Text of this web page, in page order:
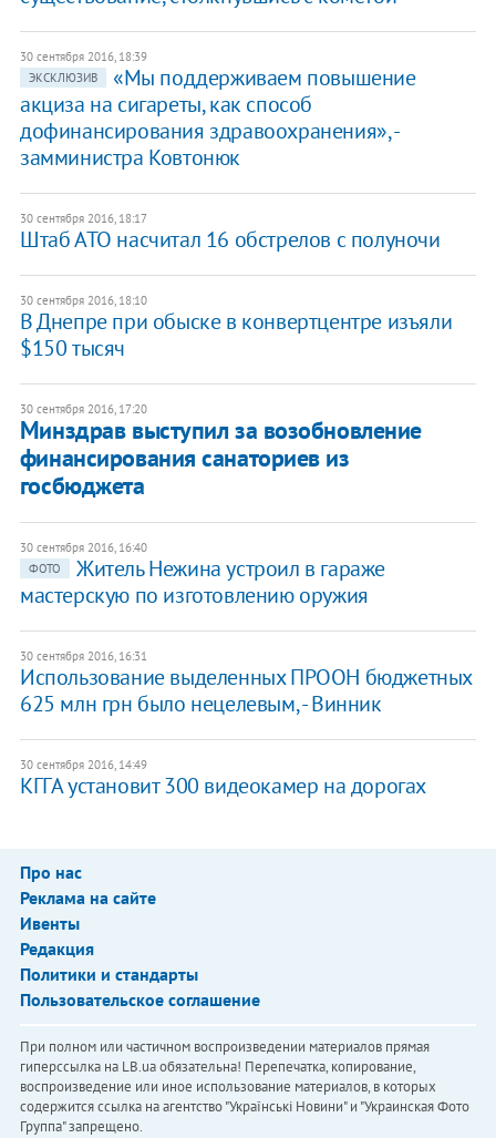
30 сентября 2016, 18:39
ЭКСКЛЮЗИВ
«Мы поддерживаем повышение
акциза на сигареты, как способ
дофинансирования здравоохранения», -
замминистра Ковтонюк
30 сентября 2016, 18:17
Штаб АТО насчитал 16 обстрелов с полуночи
30 сентября 2016, 18:10
В Днепре при обыске в конвертцентре изъяли
$150 тысяч
30 сентября 2016, 17:20
Минздрав выступил за возобновление
финансирования санаториев из
госбюджета
30 сентября 2016, 16:40
ФОТО
Житель Нежина устроил в гараже
мастерскую по изготовлению оружия
30 сентября 2016, 16:31
Использование выделенных ПРООН бюджетных
625 млн грн было нецелевым, - Винник
30 сентября 2016, 14:49
КГГА установит 300 видеокамер на дорогах
Про нас
Реклама на сайте
Ивенты
Редакция
Политики и стандарты
Пользовательское соглашение
При полном или частичном воспроизведении материалов прямая
гиперссылка на LB.ua обязательна! Перепечатка, копирование,
воспроизведение или иное использование материалов, в которых
содержится ссылка на агентство "Українськi Новини" и "Украинская Фото
Группа" запрещено.